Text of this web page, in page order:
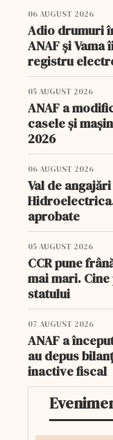
06 AUGUST 2026
Adio drumuri
ANAF și
registru
05 AUGUST 2026
ANAF a
casele și
2026
06 AUGUST 2026
Val de
aprobate
05 AUGUST 2026
CCR pune
mai mari.
statului
07 AUGUST 2026
ANAF a
au depus
inactive fiscal